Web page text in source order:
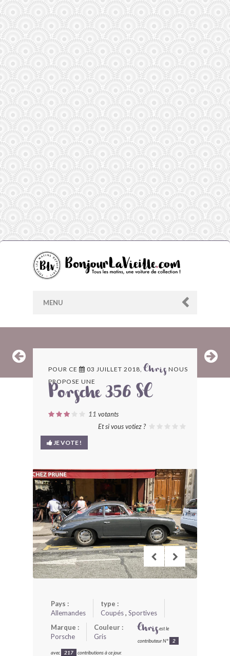
MENU
ARCHIVES
LES CONTRIBUTEURS
LE BLOG
BONJOURLAVIEILLE ?
MODÈLES ET MARQUES
COMMENT FONCTIONNE BLV ?
POUR CE 03 JUILLET 2018,Chris NOUS
PROPOSE UNE
Porsche 356 SC
11 votants
Et si vous votiez ?
JE VOTE !
Pays :
Allemandes
type :
Coupés, Sportives
Marque :
Porsche
Couleur :
Gris
Chrisest le
contributeur N° 2
avec 217 contributions à ce jour.